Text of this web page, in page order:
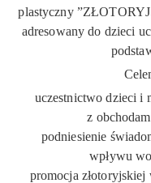
plastyczny
adresowany do dzieci
uczestnictwo dzieci i
z
podniesienie
wpływu
promocja